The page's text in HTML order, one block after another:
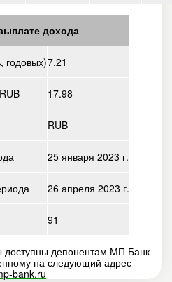
дохода
годовых)7.21
17.98
RUB
25 января 2023 г.
26 апреля 2023 г.
91
депонентам МП Банк
на следующий адрес
bank.ru